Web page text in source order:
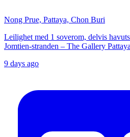
Nong Prue, Pattaya, Chon Buri
Leilighet med 1 soverom, delvis
Jomtien-stranden – The Gallery Pattaya
9 days ago